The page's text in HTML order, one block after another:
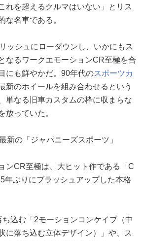
れを超えるクルマはいない」とリス
な名車である。
ッシュにローダウンし、いかにもス
なるワークエモーションCR至極を合
にも鮮やかだ。90年代のスポーツカ
新のホイールを組み合わせるという
単なる旧車カスタムの枠に収まらな
放っていた。
新の「ジャパニーズスポーツ」
ンCR至極は、大ヒット作である「C
年ぶりにブラッシュアップした本格
込む「2モーションコンケイブ（中
に落ち込む立体デザイン）」や、ス